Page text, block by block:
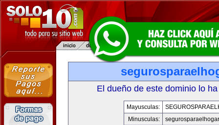
El dueño de este dominio lo
Mayusculas:
Minusculas: